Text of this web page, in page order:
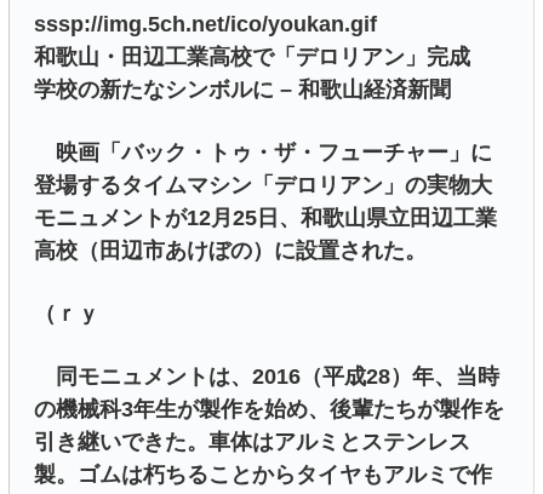
sssp://img.5ch.net/ico/youkan.gif
和歌山・田辺工業高校で「デロリアン」完成
学校の新たなシンボルに – 和歌山経済新聞
映画「バック・トゥ・ザ・フューチャー」に
登場するタイムマシン「デロリアン」の実物大
モニュメントが12月25日、和歌山県立田辺工業
高校（田辺市あけぼの）に設置された。
（ｒｙ
同モニュメントは、2016（平成28）年、当時
の機械科3年生が製作を始め、後輩たちが製作を
引き継いできた。車体はアルミとステンレス
製。ゴムは朽ちることからタイヤもアルミで作